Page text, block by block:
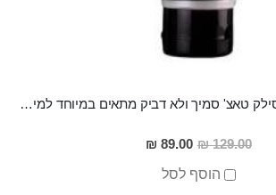
חומר סיכה מעולה סילק טאצ' סמיך ולא דביק מתאים במיוחד למין אנאלי
129.00 ₪
מחיר
מבצע
89.00 ₪
הוסף לסל